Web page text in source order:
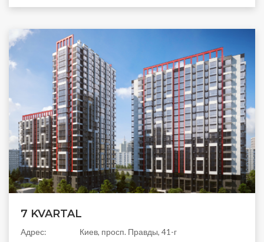
7 KVARTAL
Aдрес:
Киев, просп. Правды, 41-г